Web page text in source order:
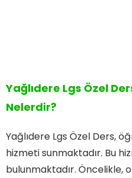
Yağlıdere Lgs Özel
Nelerdir?
Yağlıdere Lgs Özel Ders,
hizmeti sunmaktadır. Bu
bulunmaktadır. Öncelikle,